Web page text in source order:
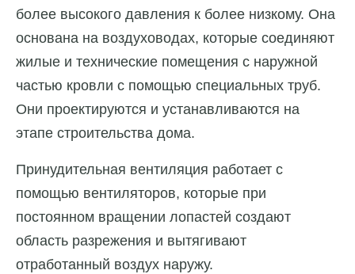
более высокого давления к более низкому. Она
основана на воздуховодах, которые соединяют
жилые и технические помещения с наружной
частью кровли с помощью специальных труб.
Они проектируются и устанавливаются на
этапе строительства дома.
Принудительная вентиляция работает с
помощью вентиляторов, которые при
постоянном вращении лопастей создают
область разрежения и вытягивают
отработанный воздух наружу.